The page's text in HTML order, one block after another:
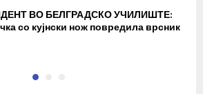
ВО БЕЛГРАДСКО УЧИЛИШТЕ:
со кујнски нож повредила врсник